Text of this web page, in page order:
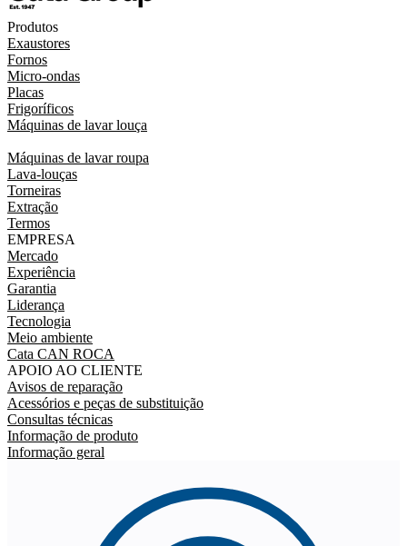
Produtos
Exaustores
Fornos
Micro-ondas
Placas
Frigoríficos
Máquinas de lavar louça
Máquinas de lavar roupa
Lava-louças
Torneiras
Extração
Termos
EMPRESA
Mercado
Experiência
Garantia
Liderança
Tecnologia
Meio ambiente
Cata CAN ROCA
APOIO AO CLIENTE
Avisos de reparação
Acessórios e peças de substituição
Consultas técnicas
Informação de produto
Informação geral